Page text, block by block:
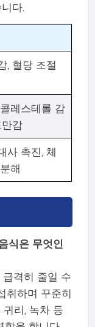
다.
, 혈당 조절
레스테롤 감
만감
사 촉진, 체
해
식은 무엇인
격히 줄일 수
취하며 꾸준히
리, 녹차 등